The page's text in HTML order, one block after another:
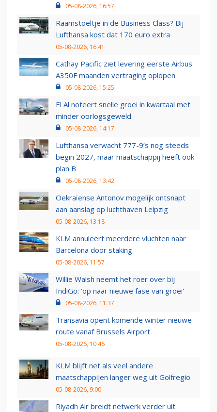
05-08-2026, 16:57
Raamstoeltje in de Business Class? Bij
Lufthansa kost dat 170 euro extra
05-08-2026, 16:41
Cathay Pacific ziet levering eerste Airbus
A350F maanden vertraging oplopen
05-08-2026, 15:25
El Al noteert snelle groei in kwartaal met
minder oorlogsgeweld
05-08-2026, 14:17
Lufthansa verwacht 777-9’s nog steeds
begin 2027, maar maatschappij heeft ook
plan B
05-08-2026, 13:42
Oekraïense Antonov mogelijk ontsnapt
aan aanslag op luchthaven Leipzig
05-08-2026, 13:18
KLM annuleert meerdere vluchten naar
Barcelona door staking
05-08-2026, 11:57
Willie Walsh neemt het roer over bij
IndiGo: 'op naar nieuwe fase van groei'
05-08-2026, 11:37
Transavia opent komende winter nieuwe
route vanaf Brussels Airport
05-08-2026, 10:46
KLM blijft net als veel andere
maatschappijen langer weg uit Golfregio
05-08-2026, 9:00
Riyadh Air breidt netwerk verder uit: